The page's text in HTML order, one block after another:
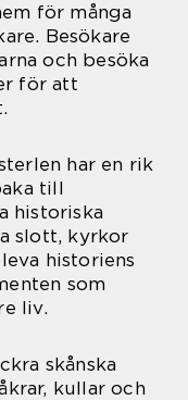
för många
Besökare
och besöka
för att
har en rik
till
historiska
slott, kyrkor
historiens
som
liv.
skånska
kullar och